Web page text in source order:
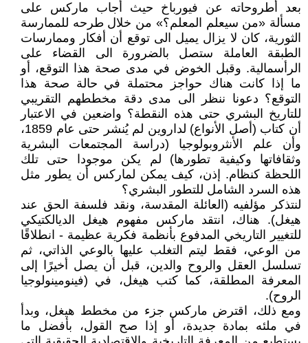
بعد أطروحاته عن فيورباخ حيث أجاب ماركس على
مسألة «من سيعلم المعلم؟» من خلال طرحه للممارسة
الثورية، كان لا يزال يميل الى توقع أن أفكار وممارسات
الطبقة العاملة ستصل بالضرورة الى القضاء على
الرأسمالية. وقبل الخوض في مدى صحة هذا التوقع، أو
ما إذا كانت هناك حواجز محتملة في حالة صحة هذا
التوقع؟ دعونا ننظر الى مدى دقة مخططهم التقريبي
للتاريخ البشري حتى هذه النقطة؟ واضعين في الاعتبار
أن كتاب (أصل الأنواع) لداروين لم يُنشر حتى عام 1859،
وأن علم الأنثروبولوجيا (دراسة المجتمعات البشرية
وثقافاتها وكيفية تطورها) لم يكن موجودا حتى تلك
اللحظة كنظام. إذن، كيف يمكن لماركس أن يطور مثل
هذه السرد الشامل للتطور البشري؟
لنتذكر مؤلفيه (العائلة المقدسة، ونقد فلسفة الحق عند
هيغل). هناك، انتقد ماركس مفهوم هيغل الديالكتيكي
للتغيير التاريخي المدفوع بأنظمة فكرية عظيمة - انطلاقًا
من الوعي، فقط ليتم التغلب عليها بالوعي الذاتي، ثم
تسلسل العقل والروح والدين، قبل أن يصل أخيرًا إلى
المعرفة المطلقة، كما كتب هيغل، في (فينومينولوجيا
الروح).
ومع ذلك، اقترض ماركس جزء من مخطط هيغل، وبدأ
في ملئه بمادة جديدة، أو إذا صح القول، بأفضل ما